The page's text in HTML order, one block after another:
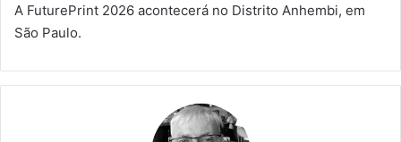
A FuturePrint 2026 acontecerá no Distrito Anhembi, em
São Paulo.